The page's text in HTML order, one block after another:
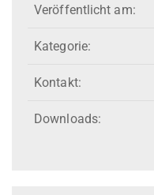
Veröffentlicht am:
Kategorie:
Kontakt:
Downloads: